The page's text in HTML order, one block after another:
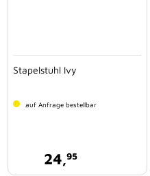
Stapelstuhl Ivy
auf Anfrage bestellbar
24,95